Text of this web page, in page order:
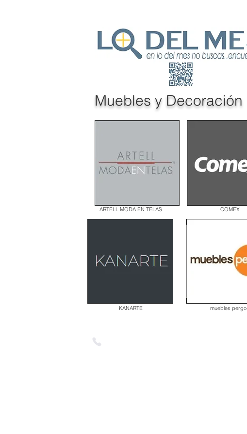
Muebles y Decoración
ARTELL MODA EN TELAS
KANARTE
COMEX
muebles pergo